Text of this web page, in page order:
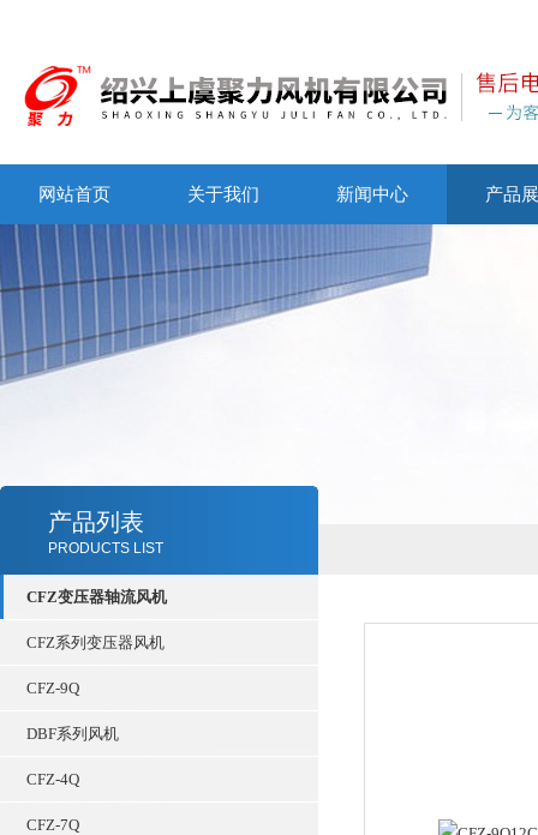
网站首页 关于我们 新闻中心 产品
产品列表
PRODUCTS LIST
CFZ变压器轴流风机
CFZ系列变压器风机
CFZ-9Q
DBF系列风机
CFZ-4Q
CFZ-7Q